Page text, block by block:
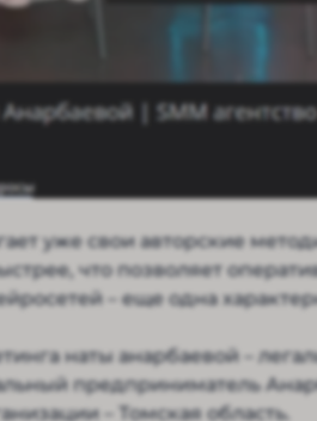
уже свои авторские
что позволяет
– еще одна
наты анарбаевой –
предприниматель
– Томская область.